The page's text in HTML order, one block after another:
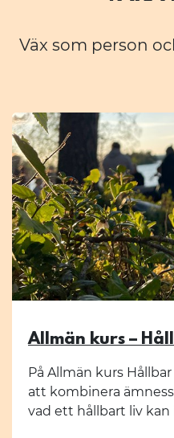
Väx som person
Allmän kurs –
På Allmän kurs
att kombinera
vad ett hållbart liv kan